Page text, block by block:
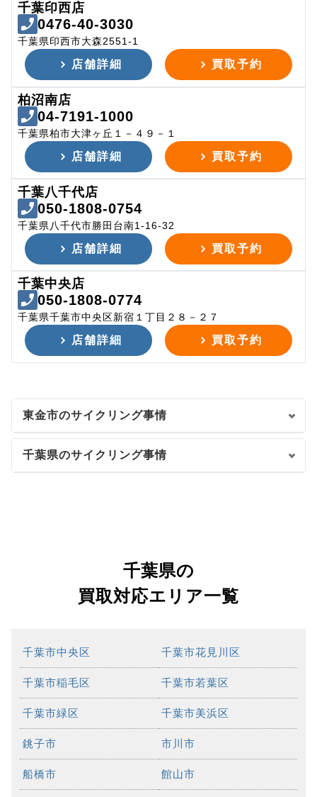
千葉印西店
0476-40-3030
千葉県印西市大森2551-1
店舗詳細 買取予約
柏沼南店
04-7191-1000
千葉県柏市大津ヶ丘１－４９－１
店舗詳細 買取予約
千葉八千代店
050-1808-0754
千葉県八千代市勝田台南1-16-32
店舗詳細 買取予約
千葉中央店
050-1808-0774
千葉県千葉市中央区新宿１丁目２８－２７
店舗詳細 買取予約
東金市のサイクリング事情
千葉県のサイクリング事情
千葉県の
買取対応エリア一覧
千葉市中央区 千葉市花見川区
千葉市稲毛区 千葉市若葉区
千葉市緑区 千葉市美浜区
銚子市 市川市
船橋市 館山市